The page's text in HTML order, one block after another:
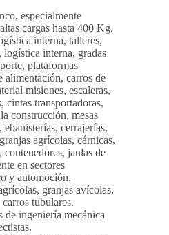
especialmente
cargas hasta 400 Kg.
interna, talleres,
logística interna, gradas
plataformas
alimentación, carros de
misiones, escaleras,
cintas transportadoras,
construcción, mesas
cerrajerías,
agrícolas, cárnicas,
jaulas de
en sectores
y automoción,
granjas avícolas,
tubulares.
de ingeniería mecánica